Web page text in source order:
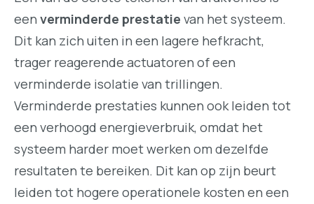
een verminderde prestatie van het systeem.
Dit kan zich uiten in een lagere hefkracht,
trager reagerende actuatoren of een
verminderde isolatie van trillingen.
Verminderde prestaties kunnen ook leiden tot
een verhoogd energieverbruik, omdat het
systeem harder moet werken om dezelfde
resultaten te bereiken. Dit kan op zijn beurt
leiden tot hogere operationele kosten en een